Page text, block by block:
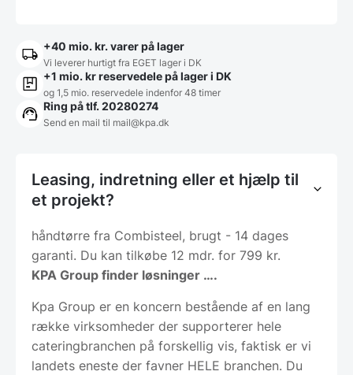
+40 mio. kr. varer på lager
Vi leverer hurtigt fra EGET lager i DK
+1 mio. kr reservedele på lager i DK
og 1,5 mio. reservedele indenfor 48 timer
Ring på tlf. 20280274
Send en mail til mail@kpa.dk
Leasing, indretning eller et hjælp til
et projekt?
håndtørre fra Combisteel, brugt - 14 dages
garanti. Du kan tilkøbe 12 mdr. for 799 kr.
KPA Group finder løsninger ….
Kpa Group er en koncern bestående af en lang
række virksomheder der supporterer hele
cateringbranchen på forskellig vis, faktisk er vi
landets eneste der favner HELE branchen. Du